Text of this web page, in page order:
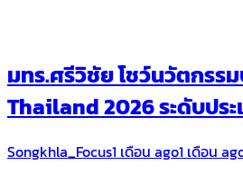
มทร.ศรีวิชัย โชว์นวัตกรร
Thailand 2026 ระดับประ
Songkhla_Focus1 เดือน ago1 เดือน